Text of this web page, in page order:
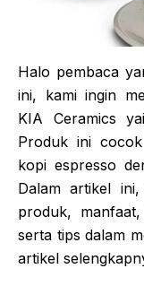
Halo pembaca
ini, kami ingin
KIA Ceramics
Produk ini
kopi espresso
Dalam artikel
produk,
serta tips dalam
artikel